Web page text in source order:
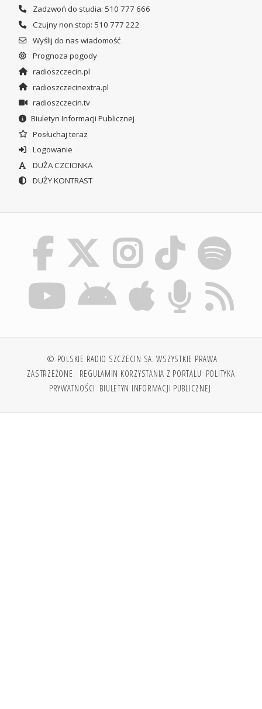
Zadzwoń do studia: 510 777 666
Czujny non stop: 510 777 222
Wyślij do nas wiadomość
Prognoza pogody
radioszczecin.pl
radioszczecinextra.pl
radioszczecin.tv
Biuletyn Informacji Publicznej
Posłuchaj teraz
Logowanie
DUŻA CZCIONKA
DUŻY KONTRAST
© POLSKIE RADIO SZCZECIN SA. WSZYSTKIE PRAWA
ZASTRZEŻONE. REGULAMIN KORZYSTANIA Z PORTALU POLITYKA
PRYWATNOŚCI BIULETYN INFORMACJI PUBLICZNEJ